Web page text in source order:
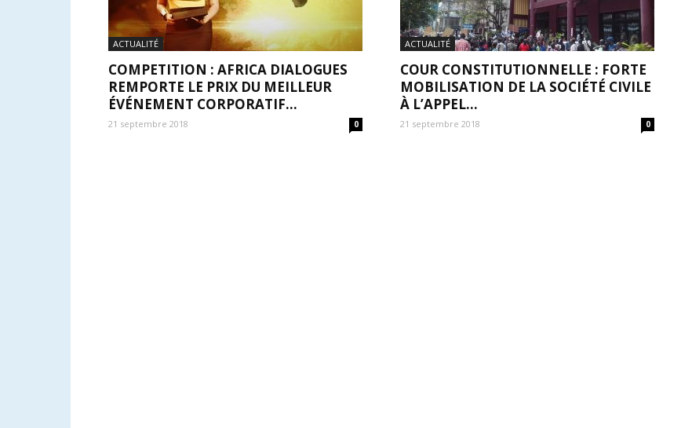
ACTUALITÉ
COMPETITION : AFRICA DIALOGUES
REMPORTE LE PRIX DU MEILLEUR
ÉVÉNEMENT CORPORATIF...
21 septembre 2018 0
ACTUALITÉ
COUR CONSTITUTIONNELLE : FORTE
MOBILISATION DE LA SOCIÉTÉ CIVILE
À L’APPEL...
21 septembre 2018 0